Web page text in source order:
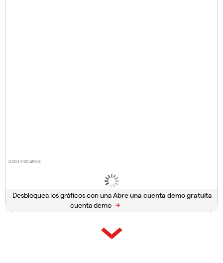
Datos indicativos
Desbloquea los gráficos con una
cuenta demo